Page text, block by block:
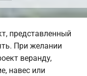
представленный
При желании
веранду,
навес или